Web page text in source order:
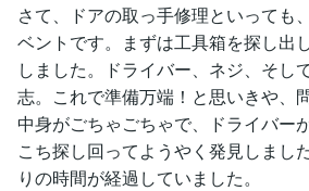
さて、ドアの取っ手修理といっても
ベントです。まずは工具箱を探し出
しました。ドライバー、ネジ、そし
志。これで準備万端！と思いきや、
中身がごちゃごちゃで、ドライバー
こち探し回ってようやく発見しまし
りの時間が経過していました。